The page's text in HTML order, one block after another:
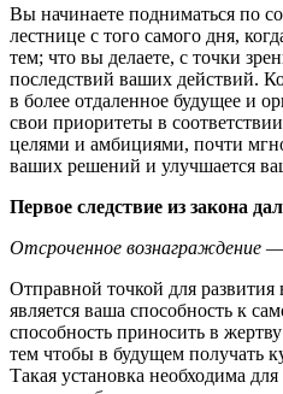
Вы начинаете подниматься по
лестнице с того самого дня,
тем; что вы делаете, с точки
последствий ваших действий.
в более отдаленное будущее и
свои приоритеты в
целями и амбициями, почти
ваших решений и улучшается
Первое следствие из закона
Отсроченное вознаграждение
Отправной точкой для развития
является ваша способность к
способность приносить в
тем чтобы в будущем получать
Такая установка необходима